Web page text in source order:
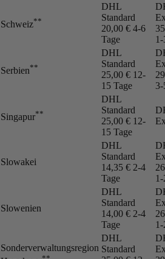
Schweiz**
DHL
Standard
20,00 € 4-6
Tage
1-
Serbien**
DHL
Standard
25,00 € 12-
15 Tage
3-
Singapur**
DHL
Standard
25,00 € 12-
15 Tage
Slowakei
DHL
Standard
14,35 € 2-4
Tage
1-
Slowenien
DHL
Standard
14,00 € 2-4
Tage
1-
Sonderverwaltungsregion
DHL
Standard